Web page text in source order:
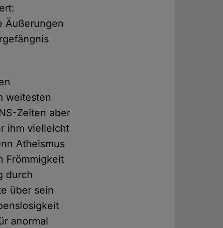
Äußerungen
weitesten
Zeiten aber
ihm vielleicht
Atheismus
Frömmigkeit
durch
über sein
anormal